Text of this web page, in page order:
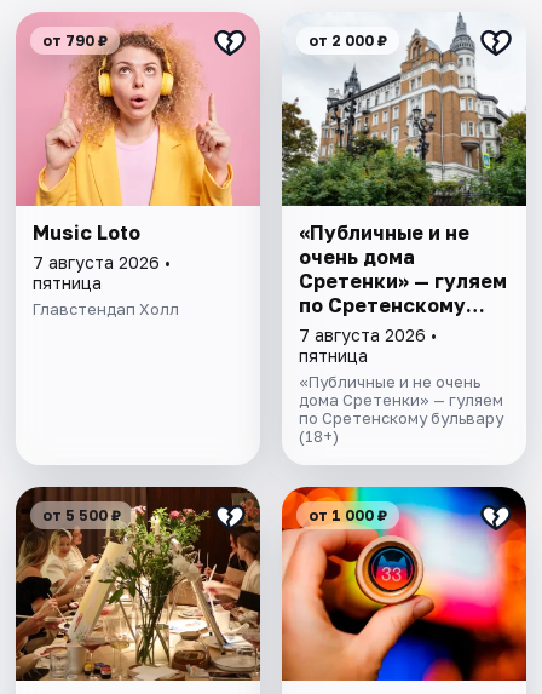
от 790 ₽
Music Loto
7 августа 2026 •
пятница
Главстендап Холл
от 2 000 ₽
«Публичные и не
очень дома
Сретенки» — гуляем
по Сретенскому
бульвару
7 августа 2026 •
пятница
«Публичные и не очень
дома Сретенки» — гуляем
по Сретенскому бульвару
(18+)
от 5 500 ₽ от 1 000 ₽